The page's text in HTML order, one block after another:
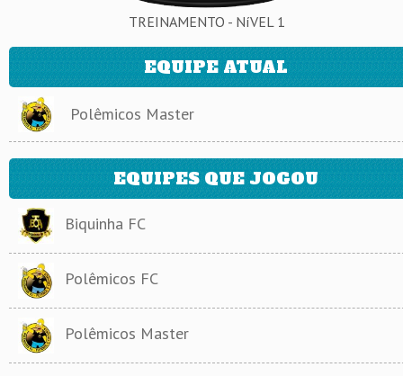
TREINAMENTO - NíVEL 1
EQUIPE ATUAL
Polêmicos Master
EQUIPES QUE JOGOU
Biquinha FC
Polêmicos FC
Polêmicos Master